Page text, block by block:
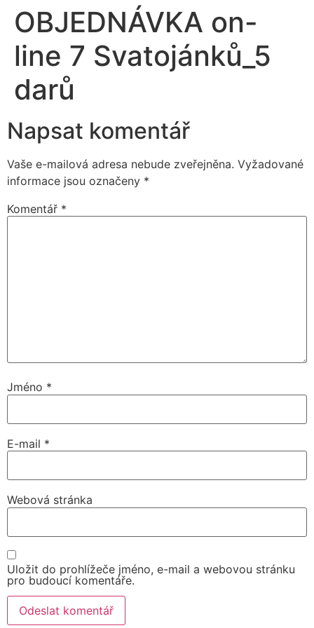
OBJEDNÁVKA on-
line 7 Svatojánků_5
darů
Napsat komentář
Vaše e-mailová adresa nebude zveřejněna. Vyžadované
informace jsou označeny *
Komentář *
Jméno *
E-mail *
Webová stránka
Uložit do prohlížeče jméno, e-mail a webovou stránku
pro budoucí komentáře.